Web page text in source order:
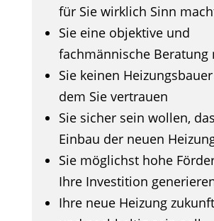
für Sie wirklich Sinn
Sie eine objektive und
fachmännische Beratung
Sie keinen
dem Sie vertrauen
Sie sicher sein wollen,
Einbau der neuen
Sie möglichst hohe
Ihre Investition
Ihre neue Heizung